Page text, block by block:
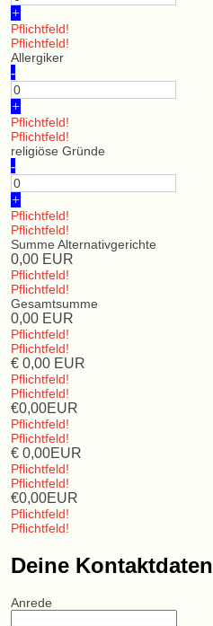
+
Pflichtfeld!
Pflichtfeld!
Allergiker
-
+
Pflichtfeld!
Pflichtfeld!
religiöse Gründe
-
+
Pflichtfeld!
Pflichtfeld!
Summe Alternativgerichte
0,00EUR
Pflichtfeld!
Pflichtfeld!
Gesamtsumme
0,00EUR
Pflichtfeld!
Pflichtfeld!
€ 0,00EUR
Pflichtfeld!
Pflichtfeld!
€0,00EUR
Pflichtfeld!
Pflichtfeld!
€ 0,00EUR
Pflichtfeld!
Pflichtfeld!
€0,00EUR
Pflichtfeld!
Pflichtfeld!
Deine Kontaktdaten
Anrede